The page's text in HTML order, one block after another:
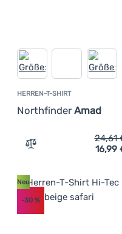
HERREN-T-SHIRT
Northfinder Amad
Zum Vergleich
24,61
16,99
Neu
-30 %